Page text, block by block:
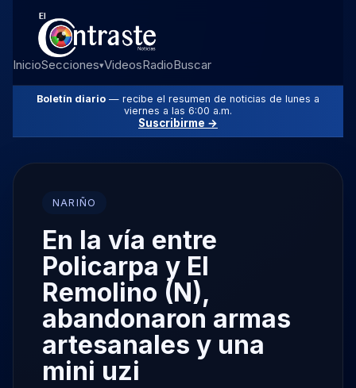
InicioSecciones▾VideosRadioBuscar
Boletín diario — recibe el resumen de noticias de lunes a
viernes a las 6:00 a.m.
Suscribirme →
NARIÑO
En la vía entre
Policarpa y El
Remolino (N),
abandonaron armas
artesanales y una
mini uzi